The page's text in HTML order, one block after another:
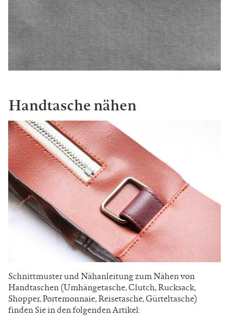
Handtasche nähen
Schnittmuster und Nähanleitung zum Nähen von
Handtaschen (Umhängetasche, Clutch, Rucksack,
Shopper, Portemonnaie, Reisetasche, Gürteltasche)
finden Sie in den folgenden Artikel: